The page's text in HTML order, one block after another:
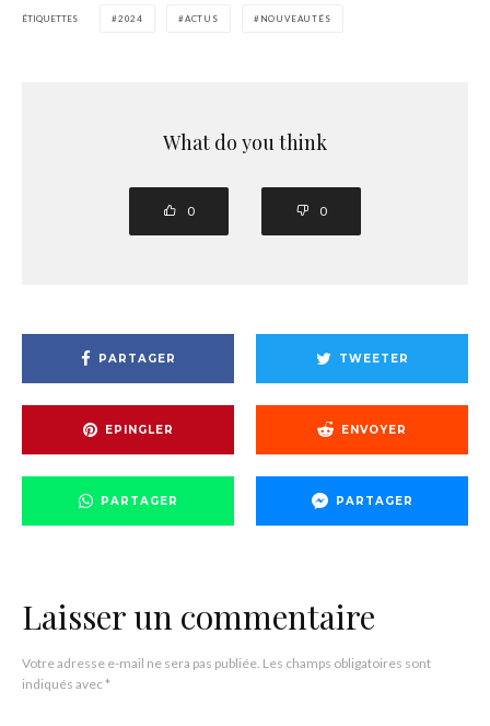
ÉTIQUETTES 2024 ACTUS NOUVEAUTÉS
What do you think
0 0
PARTAGER TWEETER
EPINGLER ENVOYER
PARTAGER PARTAGER
Laisser un commentaire
Votre adresse e-mail ne sera pas publiée. Les champs obligatoires sont
indiqués avec*